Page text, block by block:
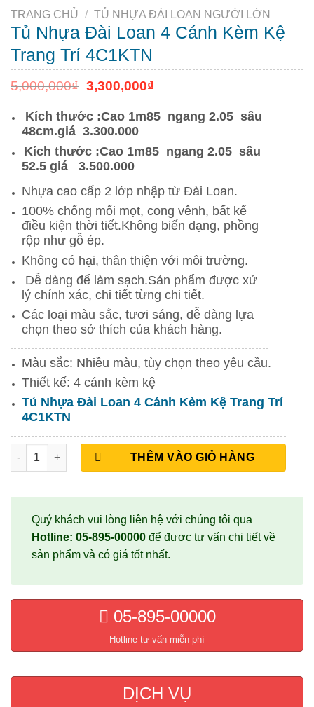
TRANG CHỦ / TỦ NHỰA ĐÀI LOAN NGƯỜI LỚN
Tủ Nhựa Đài Loan 4 Cánh Kèm Kệ
Trang Trí 4C1KTN
5,000,000₫ 3,300,000₫
Kích thước :Cao 1m85 ngang 2.05 sâu
48cm.giá 3.300.000
Kích thước :Cao 1m85 ngang 2.05 sâu
52.5 giá 3.500.000
Nhựa cao cấp 2 lớp nhập từ Đài Loan.
100% chống mối mọt, cong vênh, bất kể
điều kiện thời tiết.Không biến dạng, phồng
rộp như gỗ ép.
Không có hại, thân thiện với môi trường.
Dễ dàng để làm sạch.Sản phẩm được xử
lý chính xác, chi tiết từng chi tiết.
Các loại màu sắc, tươi sáng, dễ dàng lựa
chọn theo sở thích của khách hàng.
Màu sắc: Nhiều màu, tùy chọn theo yêu cầu.
Thiết kế: 4 cánh kèm kệ
Tủ Nhựa Đài Loan 4 Cánh Kèm Kệ Trang Trí
4C1KTN
Tủ Nhựa Đài Loan 4 Cánh Kèm Kệ Trang Trí 4C1KTN số lượng
THÊM VÀO GIỎ HÀNG
Quý khách vui lòng liên hệ với chúng tôi qua
Hotline: 05-895-00000 để được tư vấn chi tiết về
sản phẩm và có giá tốt nhất.
05-895-00000
Hotline tư vấn miễn phí
DỊCH VỤ